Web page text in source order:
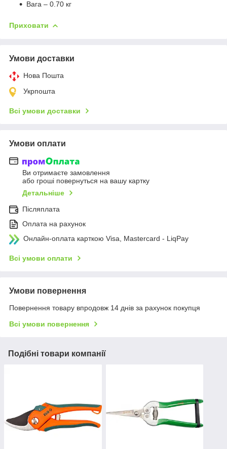
Вага – 0.70 кг
Приховати
Умови доставки
Нова Пошта
Укрпошта
Всі умови доставки
Умови оплати
Ви отримаєте замовлення
або гроші повернуться на вашу картку
Детальніше
Післяплата
Оплата на рахунок
Онлайн-оплата карткою Visa, Mastercard - LiqPay
Всі умови оплати
Умови повернення
Повернення товару впродовж 14 днів за рахунок покупця
Всі умови повернення
Подібні товари компанії